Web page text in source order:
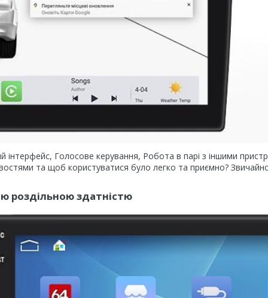
інтерфейс, Голосове керування, Робота в парі з іншими
та щоб користуватися було легко та приємно?
роздільною здатністю